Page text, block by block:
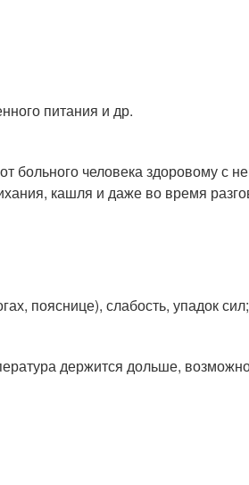
питания и др.
больного человека здоровому с
кашля и даже во время
пояснице), слабость, упадок сил;
держится дольше,